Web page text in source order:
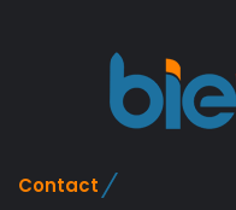
Contact